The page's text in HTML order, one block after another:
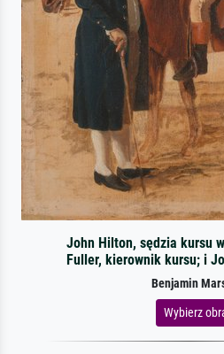
John Hilton, sędzia kursu
Fuller, kierownik kursu; i
Benjamin
Wybierz